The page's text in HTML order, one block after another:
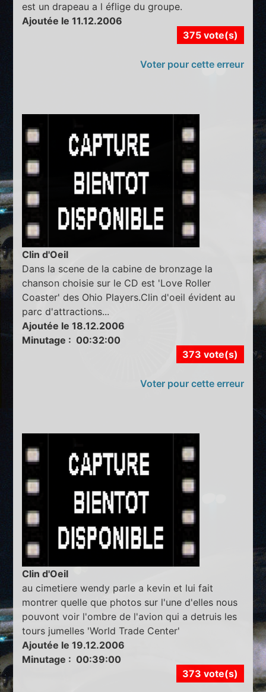
est un drapeau a l éflige du groupe.
Ajoutée le 11.12.2006
375 vote(s)
Voter pour cette erreur
Clin d'Oeil
Dans la scene de la cabine de bronzage la
chanson choisie sur le CD est 'Love Roller
Coaster' des Ohio Players.Clin d'oeil évident au
parc d'attractions...
Ajoutée le 18.12.2006
Minutage : 00:32:00
373 vote(s)
Voter pour cette erreur
Clin d'Oeil
au cimetiere wendy parle a kevin et lui fait
montrer quelle que photos sur l'une d'elles nous
pouvont voir l'ombre de l'avion qui a detruis les
tours jumelles 'World Trade Center'
Ajoutée le 19.12.2006
Minutage : 00:39:00
373 vote(s)